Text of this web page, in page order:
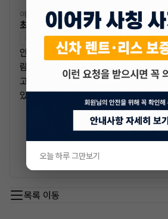
여신전문인증 01-0000000000
최수아 매니저
전문교육수료 자격인증완료
안녕하세요 빠른 승계 전문 매니저 최
람이 된다는 것은 자신의 행동의 책임을
고객님들께서 문의 주시는 내용 하나
있게 행동으로 실천해 나가도록 하겠습
매니저와 채팅하
목록 이동
오늘 하루 그만보기